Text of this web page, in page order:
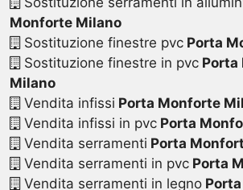
Monforte Milano
Sostituzione finestre pvcPorta
Sostituzione finestre in pvcPorta
Milano
Vendita infissi Porta Monforte
Vendita infissi in pvcPorta
Vendita serramenti Porta
Vendita serramenti in pvcPorta
Vendita serramenti in legno